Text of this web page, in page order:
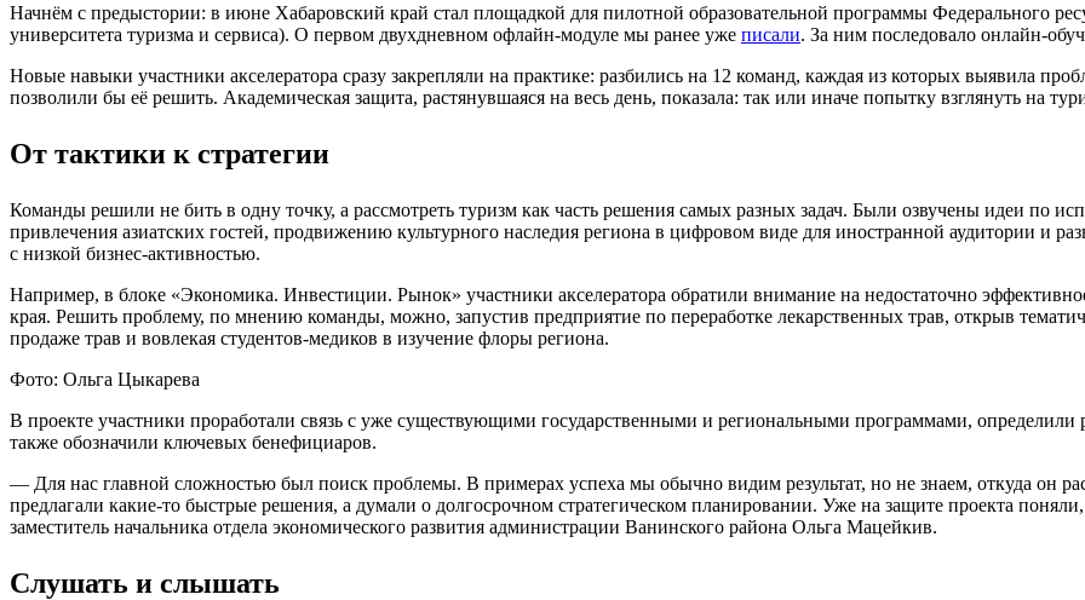
Начнём с предыстории: в июне Хабаровский край стал площадкой для пилотной образовательной программы Федерального
университета туризма и сервиса). О первом двухдневном офлайн-модуле мы ранее уже писали. За ним последовало онлайн-
Новые навыки участники акселератора сразу закрепляли на практике: разбились на 12 команд, каждая из которых выявила
позволили бы её решить. Академическая защита, растянувшаяся на весь день, показала: так или иначе попытку взглянуть на
От тактики к стратегии
Команды решили не бить в одну точку, а рассмотреть туризм как часть решения самых разных задач. Были озвучены идеи по
привлечения азиатских гостей, продвижению культурного наследия региона в цифровом виде для иностранной аудитории и
с низкой бизнес-активностью.
Например, в блоке «Экономика. Инвестиции. Рынок» участники акселератора обратили внимание на недостаточно
края. Решить проблему, по мнению команды, можно, запустив предприятие по переработке лекарственных трав, открыв
продаже трав и вовлекая студентов-медиков в изучение флоры региона.
Фото: Ольга Цыкарева
В проекте участники проработали связь с уже существующими государственными и региональными программами,
также обозначили ключевых бенефициаров.
— Для нас главной сложностью был поиск проблемы. В примерах успеха мы обычно видим результат, но не знаем, откуда он
предлагали какие-то быстрые решения, а думали о долгосрочном стратегическом планировании. Уже на защите проекта
заместитель начальника отдела экономического развития администрации Ванинского района Ольга Мацейкив.
Слушать и слышать